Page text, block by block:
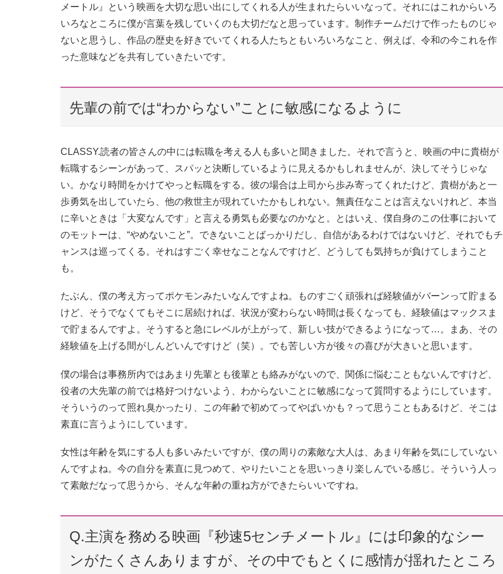
メートル』という映画を大切な思い出にしてくれる人が生まれたらいいなって。それにはこれからいろ
いろなところに僕が言葉を残していくのも大切だなと思っています。制作チームだけで作ったものじゃ
ないと思うし、作品の歴史を好きでいてくれる人たちともいろいろなこと、例えば、令和の今これを作
った意味などを共有していきたいです。
先輩の前では“わからない”ことに敏感になるように
CLASSY.読者の皆さんの中には転職を考える人も多いと聞きました。それで言うと、映画の中に貴樹が
転職するシーンがあって、スパッと決断しているように見えるかもしれませんが、決してそうじゃな
い。かなり時間をかけてやっと転職をする。彼の場合は上司から歩み寄ってくれたけど、貴樹があと一
歩勇気を出していたら、他の救世主が現れていたかもしれない。無責任なことは言えないけれど、本当
に辛いときは「大変なんです」と言える勇気も必要なのかなと。とはいえ、僕自身のこの仕事において
のモットーは、“やめないこと”。できないことばっかりだし、自信があるわけではないけど、それでもチ
ャンスは巡ってくる。それはすごく幸せなことなんですけど、どうしても気持ちが負けてしまうこと
も。
たぶん、僕の考え方ってポケモンみたいなんですよね。ものすごく頑張れば経験値がバーンって貯まる
けど、そうでなくてもそこに居続ければ、状況が変わらない時間は長くなっても、経験値はマックスま
で貯まるんですよ。そうすると急にレベルが上がって、新しい技ができるようになって…。まあ、その
経験値を上げる間がしんどいんですけど（笑）。でも苦しい方が後々の喜びが大きいと思います。
僕の場合は事務所内ではあまり先輩とも後輩とも絡みがないので、関係に悩むこともないんですけど、
役者の大先輩の前では格好つけないよう、わからないことに敏感になって質問するようにしています。
そういうのって照れ臭かったり、この年齢で初めてってやばいかも？って思うこともあるけど、そこは
素直に言うようにしています。
女性は年齢を気にする人も多いみたいですが、僕の周りの素敵な大人は、あまり年齢を気にしていない
んですよね。今の自分を素直に見つめて、やりたいことを思いっきり楽しんでいる感じ。そういう人っ
て素敵だなって思うから、そんな年齢の重ね方ができたらいいですね。
Q.主演を務める映画『秒速5センチメートル』には印象的なシー
ンがたくさんありますが、その中でもとくに感情が揺れたところ